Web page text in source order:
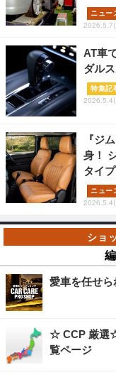
ニュー
AT車
ダル
特集記
『ジ
身！
タイ
ニュー
愛車を任せら
☆ CCP 厳選
覧ページ